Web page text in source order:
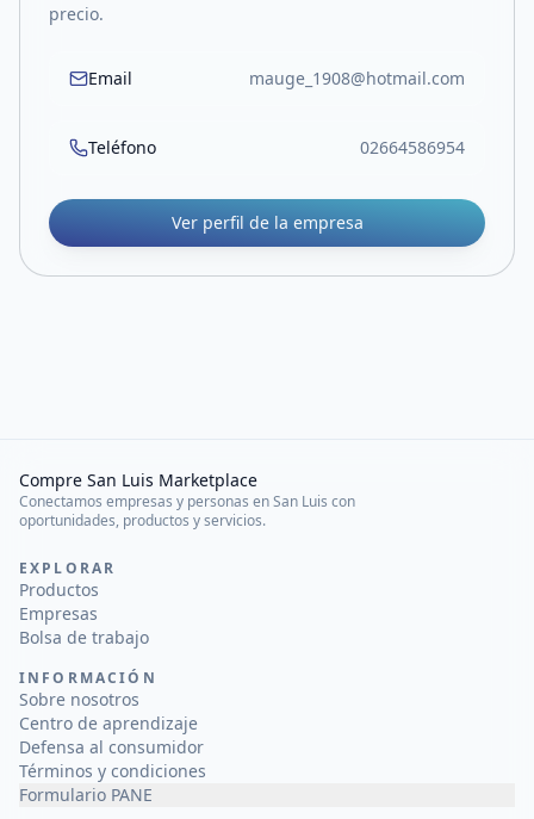
precio.
Email mauge_1908@hotmail.com
Teléfono 02664586954
Ver perfil de la empresa
Compre San Luis Marketplace
Conectamos empresas y personas en San Luis con
oportunidades, productos y servicios.
EXPLORAR
Productos
Empresas
Bolsa de trabajo
INFORMACIÓN
Sobre nosotros
Centro de aprendizaje
Defensa al consumidor
Términos y condiciones
Formulario PANE